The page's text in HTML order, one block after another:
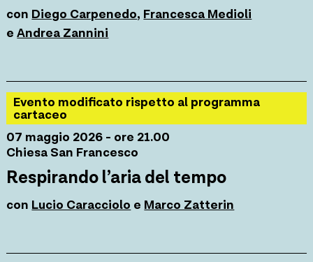
con Diego Carpenedo, Francesca Medioli
eAndrea Zannini
Evento modificato rispetto al programma
cartaceo
07 maggio 2026 - ore 21.00
Chiesa San Francesco
Respirando l’aria del tempo
con Lucio Caracciolo e Marco Zatterin